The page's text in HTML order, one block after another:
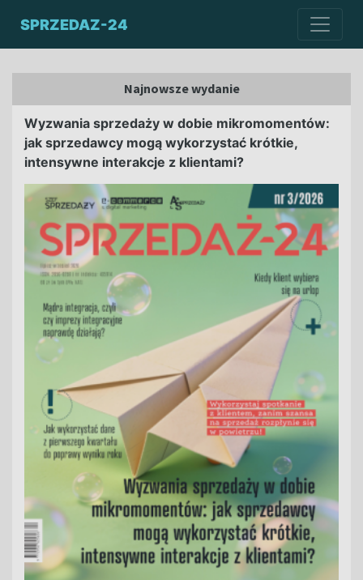
SPRZEDAZ-24
Najnowsze wydanie
Wyzwania sprzedaży w dobie mikromomentów:
jak sprzedawcy mogą wykorzystać krótkie,
intensywne interakcje z klientami?